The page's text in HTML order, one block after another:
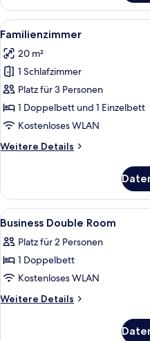
Doppelzimmer
Alle
Fotos
für
Familienzimmer
anzeigen
9
Familienzimmer
20 m²
1 Schlafzimmer
Platz für 3 Personen
1 Doppelbett und 1 Einzelbett
Kostenloses WLAN
Weitere Details
Weitere
Alle
Fotos
für
Business
Double
Room
5
Business Double Room
Platz für 2 Personen
1 Doppelbett
Kostenloses WLAN
Weitere Details
Weitere